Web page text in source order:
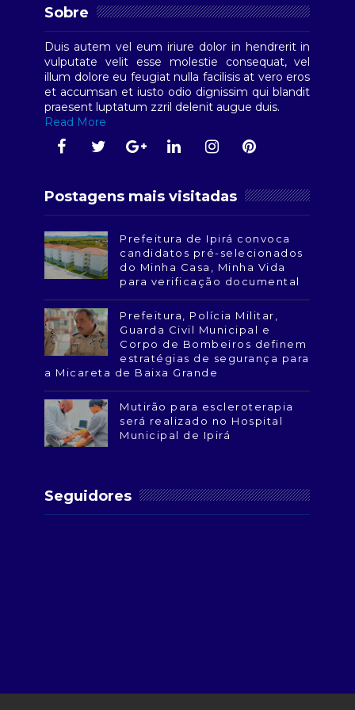
Sobre
Duis autem vel eum iriure dolor in hendrerit in
vulputate velit esse molestie consequat, vel
illum dolore eu feugiat nulla facilisis at vero eros
et accumsan et iusto odio dignissim qui blandit
praesent luptatum zzril delenit augue duis.
Read More
Postagens mais visitadas
Prefeitura de Ipirá convoca
candidatos pré-selecionados
do Minha Casa, Minha Vida
para verificação documental
Prefeitura, Polícia Militar,
Guarda Civil Municipal e
Corpo de Bombeiros definem
estratégias de segurança para
a Micareta de Baixa Grande
Mutirão para escleroterapia
será realizado no Hospital
Municipal de Ipirá
Seguidores